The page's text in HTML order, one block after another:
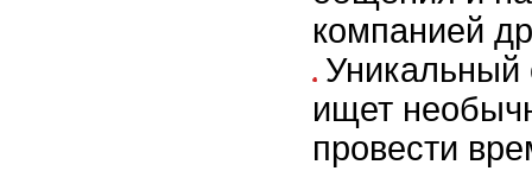
компанией
Уникальный
ищет
провести